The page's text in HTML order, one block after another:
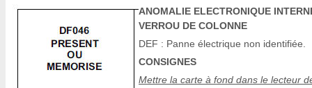
ANOMALIE ELECTRONIQUE
VERROU DE COLONNE
DEF : Panne électrique non identifiée.
CONSIGNES
Mettre la carte à fond dans le lecteur